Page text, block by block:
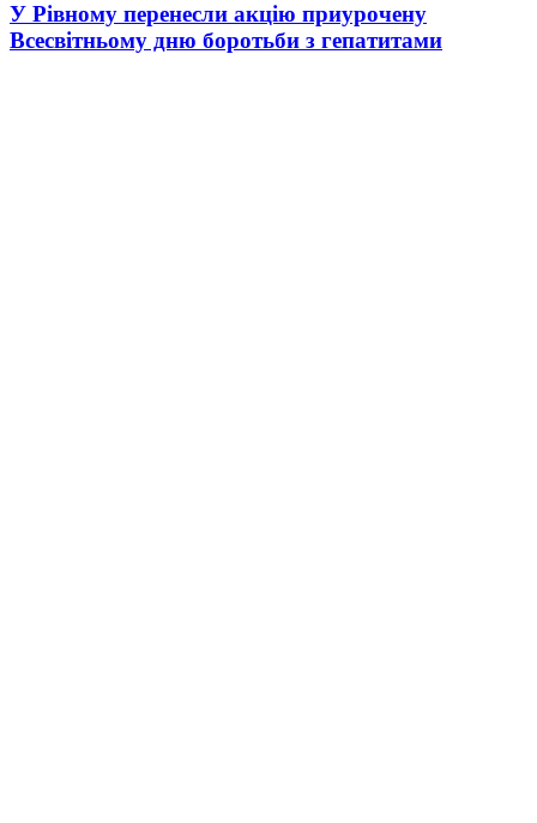
У Рівному перенесли акцію приурочену
Всесвітньому дню боротьби з гепатитами